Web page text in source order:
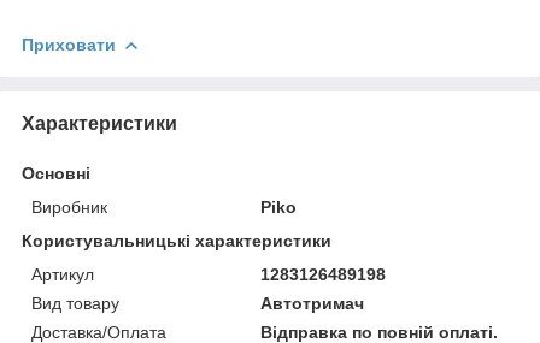
Приховати
Характеристики
Основні
Виробник
Piko
Користувальницькі характеристики
Артикул
1283126489198
Вид товару
Автотримач
Доставка/Оплата
Відправка по повній оплаті.